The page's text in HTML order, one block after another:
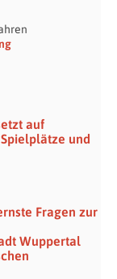
auf
und
Fragen zur
Wuppertal